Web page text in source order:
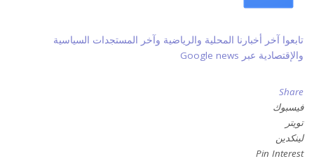
تابعوا آخر أخبارنا المحلية والرياضية وآخر المستجدات السياسية
والإقتصادية عبر Google news
Share
فيسبوك
تويتر
لينكدين
Pin Interest